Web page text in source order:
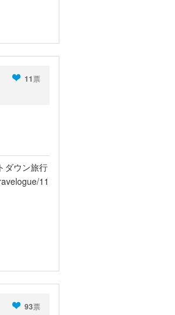
11票
ダウン旅行
11
93票